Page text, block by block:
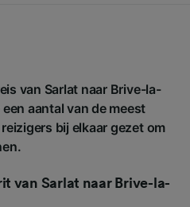
van Sarlat naar Brive-la-
aantal van de meest
bij elkaar gezet om
van Sarlat naar Brive-la-